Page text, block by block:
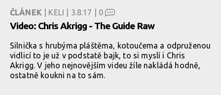
ČLÁNEK | KELI | 3.8.17 | 0
Video: Chris Akrigg - The Guide Raw
Silnička s hrubýma pláštěma, kotoučema a odpruženou
vidlicí to je už v podstatě bajk, to si myslí i Chris
Akrigg. V jeho nejnovějším videu žíle nakládá hodně,
ostatně koukni na to sám.